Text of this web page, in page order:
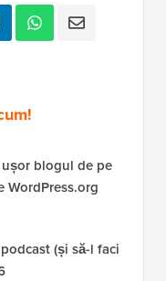
blogul de pe
WordPress.org
(și să-l faci